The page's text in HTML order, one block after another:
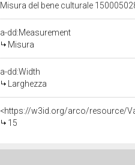
Misura del bene culturale
a-dd:Measurement
Misura
a-dd:Width
Larghezza
<https://w3id.org/arco/resource/
15